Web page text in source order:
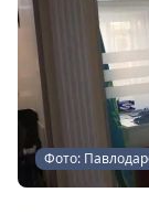
Фото: